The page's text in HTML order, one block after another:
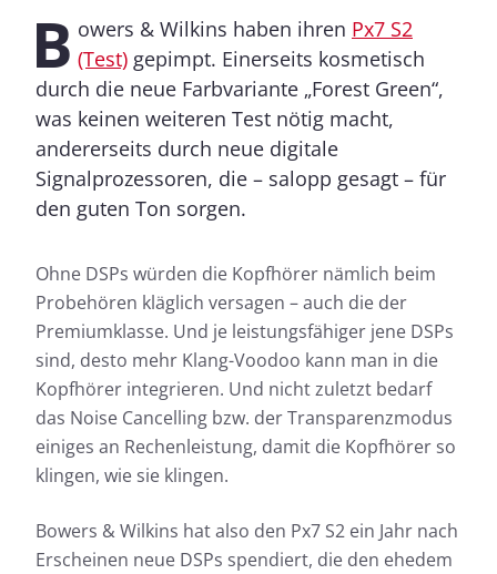
B owers & Wilkins haben ihren Px7 S2
(Test) gepimpt. Einerseits kosmetisch
durch die neue Farbvariante „Forest Green“,
was keinen weiteren Test nötig macht,
andererseits durch neue digitale
Signalprozessoren, die – salopp gesagt – für
den guten Ton sorgen.
Ohne DSPs würden die Kopfhörer nämlich beim
Probehören kläglich versagen – auch die der
Premiumklasse. Und je leistungsfähiger jene DSPs
sind, desto mehr Klang-Voodoo kann man in die
Kopfhörer integrieren. Und nicht zuletzt bedarf
das Noise Cancelling bzw. der Transparenzmodus
einiges an Rechenleistung, damit die Kopfhörer so
klingen, wie sie klingen.
Bowers & Wilkins hat also den Px7 S2 ein Jahr nach
Erscheinen neue DSPs spendiert, die den ehedem